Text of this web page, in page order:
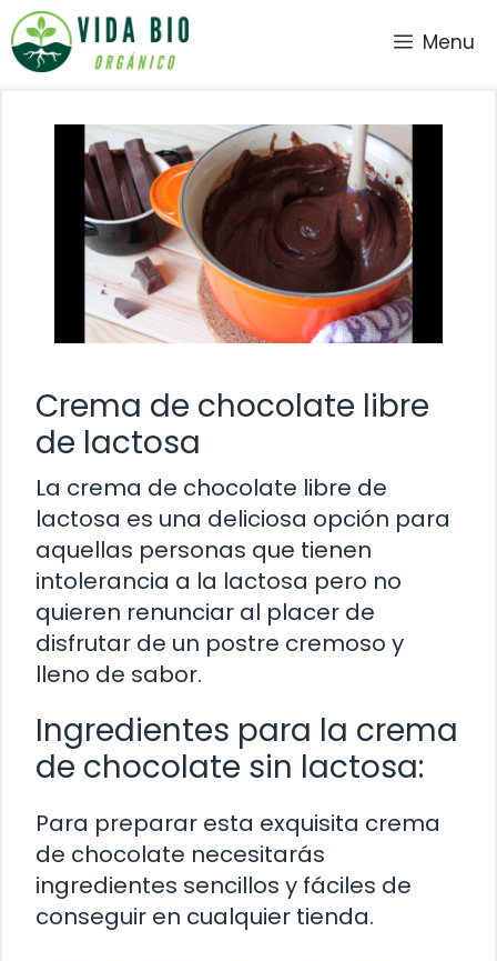
Saltar
al
contenido
Menu
Crema de chocolate libre
de lactosa
La crema de chocolate libre de
lactosa es una deliciosa opción para
aquellas personas que tienen
intolerancia a la lactosa pero no
quieren renunciar al placer de
disfrutar de un postre cremoso y
lleno de sabor.
Ingredientes para la crema
de chocolate sin lactosa:
Para preparar esta exquisita crema
de chocolate necesitarás
ingredientes sencillos y fáciles de
conseguir en cualquier tienda.